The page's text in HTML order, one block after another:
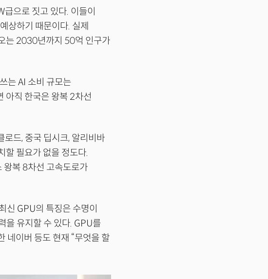
으로 짓고 있다. 이들이
상하기 때문이다. 실제
는 2030년까지 50억 인구가
는 AI 소비 규모는
아직 한국은 왕복 2차선
드, 중국 딥시크, 알리비바
할 필요가 없을 정도다.
복 8차선 고속도로가
신 GPU의 특징은 수명이
을 유지할 수 있다. GPU를
네이버 등도 현재 “무엇을 할